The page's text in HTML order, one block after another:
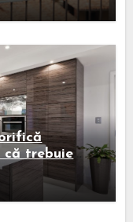
că trebuie